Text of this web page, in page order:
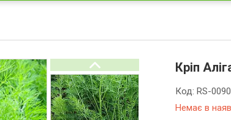
Кріп
Немає в
Код:RS-